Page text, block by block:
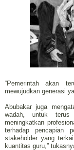
“Pemerintah akan
mewujudkan generasi
Abubakar juga
wadah, untuk terus
meningkatkan
terhadap pencapian
stakeholder yang
kuantitas guru,”